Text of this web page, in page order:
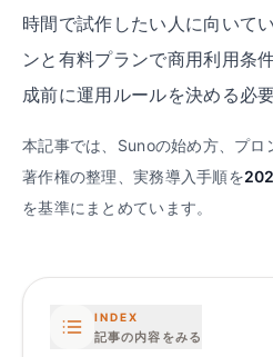
時間で試作したい人に向いて
ンと有料プランで商用利用条
成前に運用ルールを決める必
本記事では、Sunoの始め方、プロ
著作権の整理、実務導入手順を
を基準にまとめています。
INDEX
記事の内容をみる